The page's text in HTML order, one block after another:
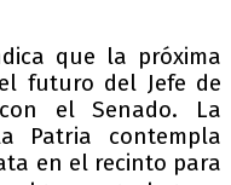
que la próxima
futuro del Jefe de
el Senado. La
Patria contempla
en el recinto para